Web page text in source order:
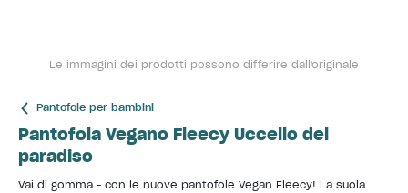
Le immagini dei prodotti possono differire dall'originale
Pantofole per bambini
Pantofola Vegano Fleecy Uccello del
paradiso
Vai di gomma - con le nuove pantofole Vegan Fleecy! La suola